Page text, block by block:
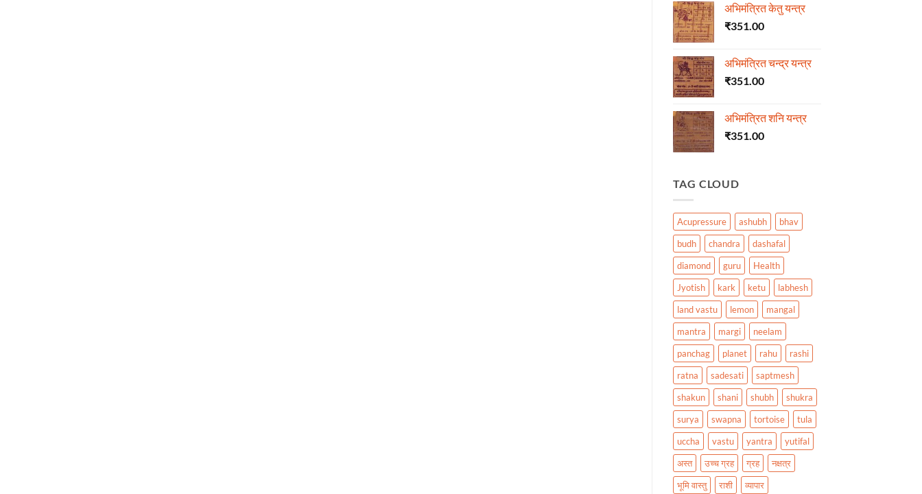
अभिमंत्रित केतु यन्त्र
₹351.00
अभिमंत्रित चन्द्र यन्त्र
₹351.00
अभिमंत्रित शनि यन्त्र
₹351.00
TAG CLOUD
Acupressure ashubh
bhav
budh
chandra
dashafal
diamond
guru
Health
Jyotish
kark ketu
labhesh
land vastu
lemon
mangal
mantra
margi
neelam
panchag
planet rahu
rashi
ratna
sadesati
saptmesh
shakun
shani shubh
shukra
surya
swapna tortoise
tula
uccha
vastu yantra
yutifal
अस्त
उच्च ग्रह ग्रह
नक्षत्र
भूमि वास्तु
राशी व्यापार